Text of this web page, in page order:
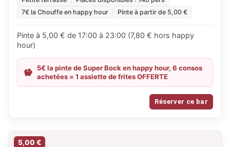
7€ la Chouffe en happy hour
Pinte à partir de 5,00 €
Pinte à 5,00 € de 17:00 à 23:00 (7,80 € hors happy
hour)
5€ la pinte de Super Bock en happy hour, 6 consos
achetées = 1 assiette de frites OFFERTE
Réserver ce bar
5,00 €